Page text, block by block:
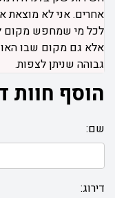
אחרים. אני לא מוצאת
לכל מי שמחפש מקום
אלא גם מקום שבו
גבוהה שניתן לצפות.
הוסף חוות
שם:
דירוג: